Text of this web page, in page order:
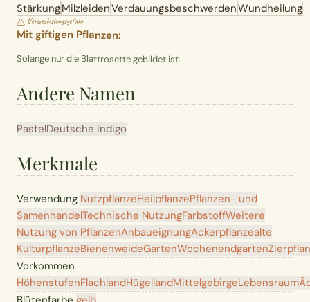
StärkungMilzleidenVerdauungsbeschwerdenWundheilung
Verwechslungsgefahr
Mit giftigen Pflanzen:
Solange nur die Blattrosette gebildet ist.
Andere Namen
PastelDeutsche Indigo
Merkmale
Verwendung NutzpflanzeHeilpflanzePflanzen- und
SamenhandelTechnische NutzungFarbstoffWeitere
Nutzung von PflanzenAnbaueignungAckerpflanzealte
KulturpflanzeBienenweideGartenWochenendgarten
Vorkommen
HöhenstufenFlachlandHügellandMittelgebirgeLebensraum